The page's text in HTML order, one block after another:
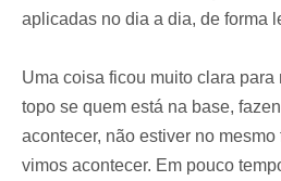
aplicadas no dia a dia, de forma
Uma coisa ficou muito clara
topo se quem está na base,
acontecer, não estiver no
vimos acontecer. Em pouco